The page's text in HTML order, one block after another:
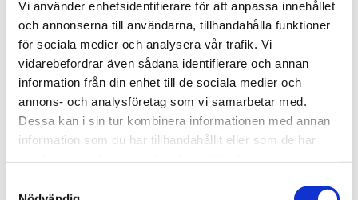
Vi använder enhetsidentifierare för att anpassa innehållet
och annonserna till användarna, tillhandahålla funktioner
för sociala medier och analysera vår trafik. Vi
vidarebefordrar även sådana identifierare och annan
information från din enhet till de sociala medier och
annons- och analysföretag som vi samarbetar med.
Dessa kan i sin tur kombinera informationen med annan
information som du har tillhandahållit eller som de har
WiiM Ultra är en
avancerad
nätverksspelare med Hi-
Res ljud
4 890kr